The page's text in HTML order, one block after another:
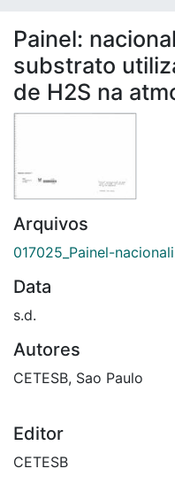
Repositório
Doações/Aquisições
Painel:
substrato
de H2S na
Arquivos
017025_Painel-
Data
s.d.
Autores
CETESB, Sao Paulo
Editor
CETESB